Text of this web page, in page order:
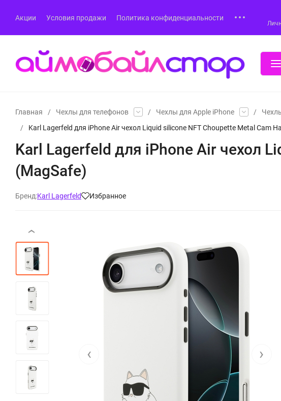
Акции Условия продажи Политика конфиденциальности
Главная / Чехлы для телефонов / Чехлы для Apple iPhone /
/
Karl Lagerfeld для iPhone Air чехол Liquid silicone NFT Choupette Metal Cam
Karl Lagerfeld для iPhone Air чехол
(MagSafe)
Бренд:Karl Lagerfeld Избранное
‹ ›
‹